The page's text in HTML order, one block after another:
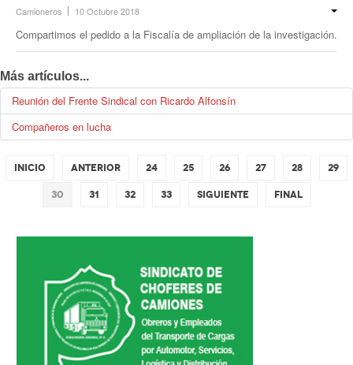
Camioneros 10 Octubre 2018
Compartimos el pedido a la Fiscalía de ampliación de la investigación.
Más artículos...
Reunión del Frente Sindical con Ricardo Alfonsín
Compañeros en lucha
Inicio Anterior 24 25 26 27 28 29
30 31 32 33 Siguiente Final